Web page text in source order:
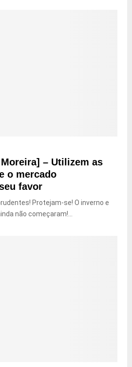
– Utilizem as
o mercado
favor
Protejam-se! O inverno e
não começaram!...